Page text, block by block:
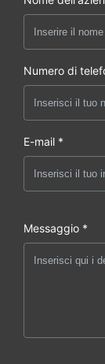
Numero di
E-mail *
Messaggio *